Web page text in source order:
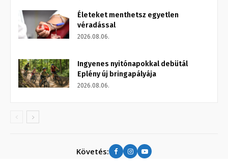
Életeket menthetsz egyetlen
véradással
2026.08.06.
Ingyenes nyitónapokkal debütál
Eplény új bringapályája
2026.08.06.
Követés: